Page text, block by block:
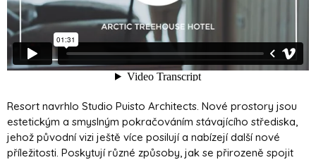
Resort navrhlo Studio Puisto Architects. Nové prostory jsou
estetickým a smyslným pokračováním stávajícího střediska,
jehož původní vizi ještě více posilují a nabízejí další nové
příležitosti. Poskytují různé způsoby, jak se přirozeně spojit